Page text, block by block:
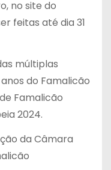
no site do
feitas até dia 31
múltiplas
do Famalicão
Famalicão
2024.
da Câmara